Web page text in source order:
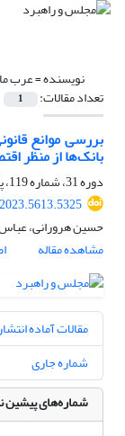
نویسنده =عرب
تعداد مقالات: 1
بررسی موانع
بانک‌ها از منظر
دوره 31، شماره 119، پاییز 1403، صفحه
حسین هرورانی،
مشاهده مقاله
مقالات آماده
شماره جاری
شماره‌های پیشین